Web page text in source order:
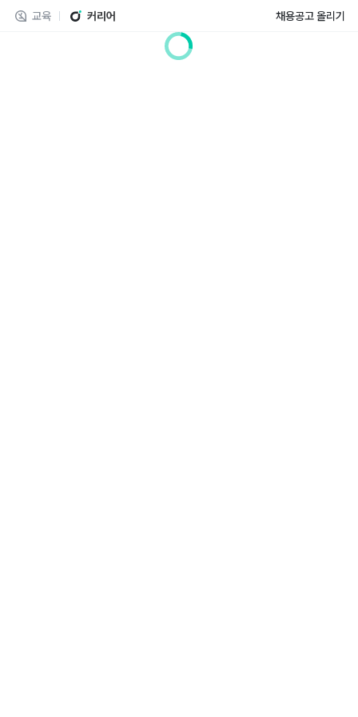
교육 커리어 채용공고 올리기